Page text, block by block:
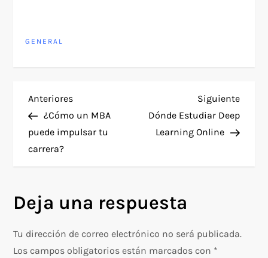
GENERAL
N
a
v
g
a
Entrada
anterior
Anteriores
¿Cómo un MBA
puede impulsar tu
carrera?
Siguiente
Dónde Estudiar Deep
Learning Online
Deja una respuesta
Tu dirección de correo electrónico no será publicada.
Los campos obligatorios están marcados con *